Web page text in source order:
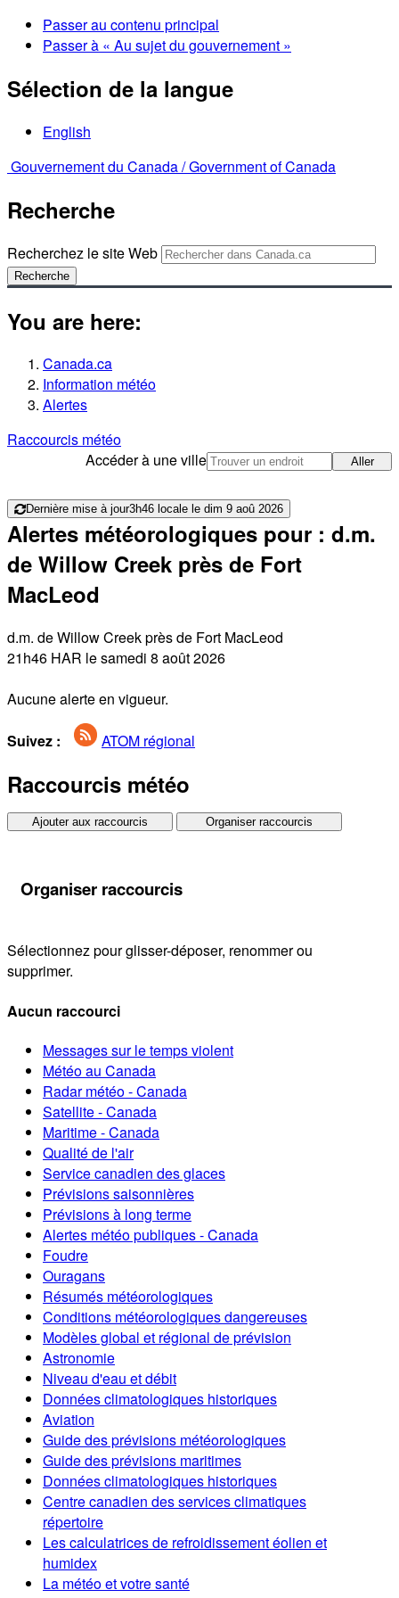
Passer au contenu principal
Passer à « Au sujet du gouvernement »
Sélection de la langue
English
Gouvernement du Canada /Government of Canada
Recherche
Recherchez le site Web
Recherche
You are here:
Canada.ca
Information météo
Alertes
Raccourcis météo
Accéder à une ville
Aller
Dernière mise à jour3h46 locale le dim 9 aoû 2026
Alertes météorologiques pour : d.m.
de Willow Creek près de Fort
MacLeod
d.m. de Willow Creek près de Fort MacLeod
21h46 HAR le samedi 8 août 2026
Aucune alerte en vigueur.
Suivez : ATOM régional
Raccourcis météo
Ajouter aux raccourcis Organiser raccourcis
Organiser raccourcis
Sélectionnez pour glisser-déposer, renommer ou
supprimer.
Aucun raccourci
Messages sur le temps violent
Météo au Canada
Radar météo - Canada
Satellite - Canada
Maritime - Canada
Qualité de l'air
Service canadien des glaces
Prévisions saisonnières
Prévisions à long terme
Alertes météo publiques - Canada
Foudre
Ouragans
Résumés météorologiques
Conditions météorologiques dangereuses
Modèles global et régional de prévision
Astronomie
Niveau d'eau et débit
Données climatologiques historiques
Aviation
Guide des prévisions météorologiques
Guide des prévisions maritimes
Données climatologiques historiques
Centre canadien des services climatiques
répertoire
Les calculatrices de refroidissement éolien et
humidex
La météo et votre santé